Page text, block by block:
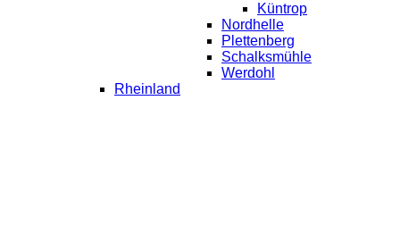
Küntrop
Nordhelle
Plettenberg
Schalksmühle
Werdohl
Rheinland